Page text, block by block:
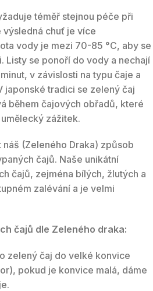
téměř stejnou péče při
výsledná chuť je více
vody je mezi 70-85 °C, aby se
Listy se ponoří do vody a nechají
v závislosti na typu čaje a
japonské tradici se zelený čaj
během čajových obřadů, které
zážitek.
(Zeleného Draka) způsob
čajů. Naše unikátní
čajů, zejména bílých, žlutých a
zalévání a je velmi
čajů dle Zeleného draka:
zelený čaj do velké konvice
pokud je konvice malá, dáme